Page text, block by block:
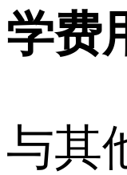
学费
与其